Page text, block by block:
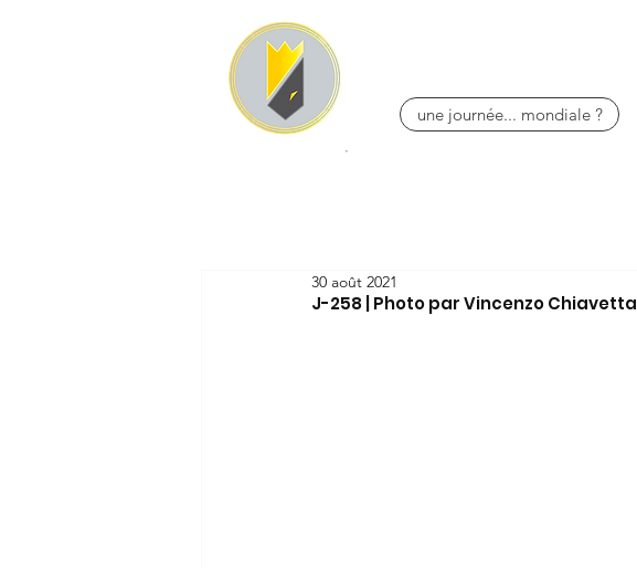
une journée... mondiale ?
J-258 | Photo par Vincenzo Chiavetta
30 août 2021